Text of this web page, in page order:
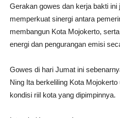
Gerakan gowes dan kerja bakti
memperkuat sinergi antara
membangun Kota Mojokerto,
energi dan pengurangan emisi
Gowes di hari Jumat ini
Ning Ita berkeliling Kota
kondisi riil kota yang dipimpinnya.